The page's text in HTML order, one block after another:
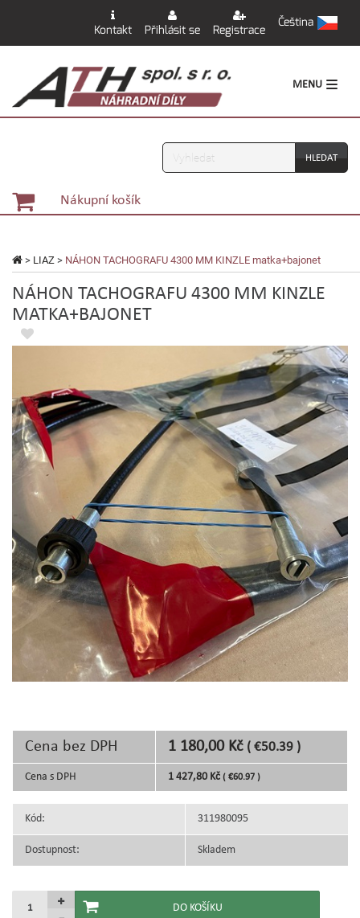
Kontakt Přihlásit se Registrace
Čeština
MENU
Vyhledávání
Nákupní košík
> LIAZ > NÁHON TACHOGRAFU 4300 MM KINZLE matka+bajonet
NÁHON TACHOGRAFU 4300 MM KINZLE
MATKA+BAJONET
Cena bez DPH 1 180,00 Kč ( €50.39 )
Cena s DPH 1 427,80 Kč ( €60.97 )
Kód: 311980095
Dostupnost: Skladem